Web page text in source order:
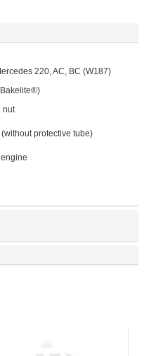
220, AC, BC (W187)
nut
protective tube)